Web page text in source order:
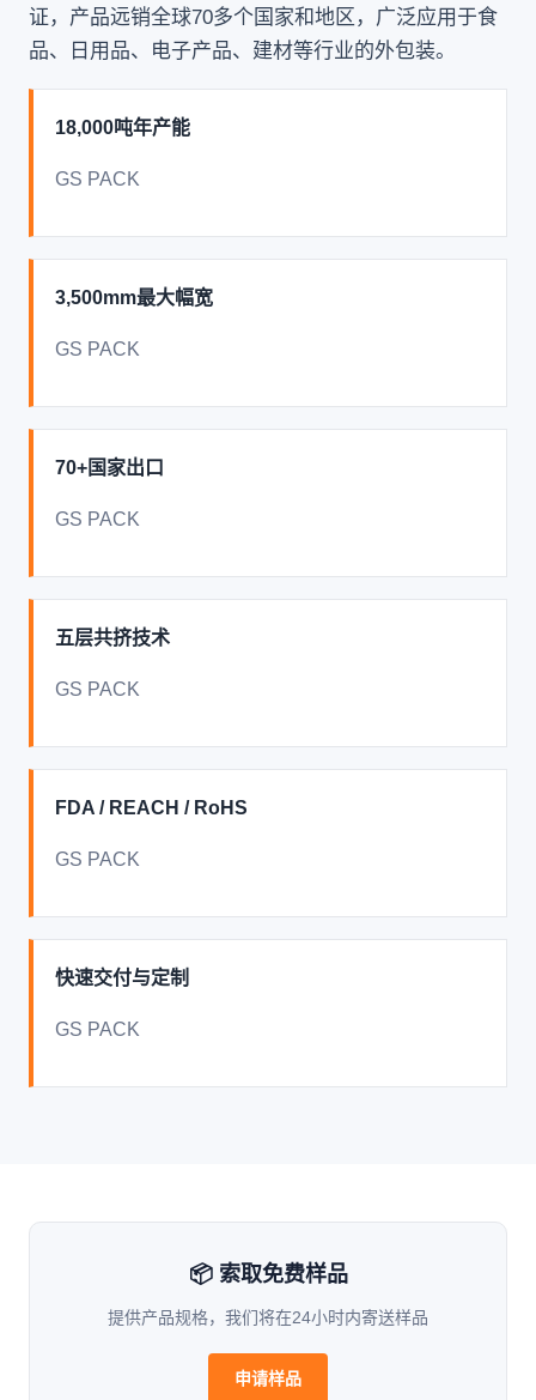
证，产品远销全球70多个国家和地区，广泛应用于食
品、日用品、电子产品、建材等行业的外包装。
18,000吨年产能
GS PACK
3,500mm最大幅宽
GS PACK
70+国家出口
GS PACK
五层共挤技术
GS PACK
FDA / REACH / RoHS
GS PACK
快速交付与定制
GS PACK
📦 索取免费样品
提供产品规格，我们将在24小时内寄送样品
申请样品